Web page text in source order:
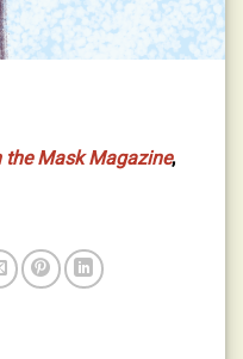
the Mask Magazine,